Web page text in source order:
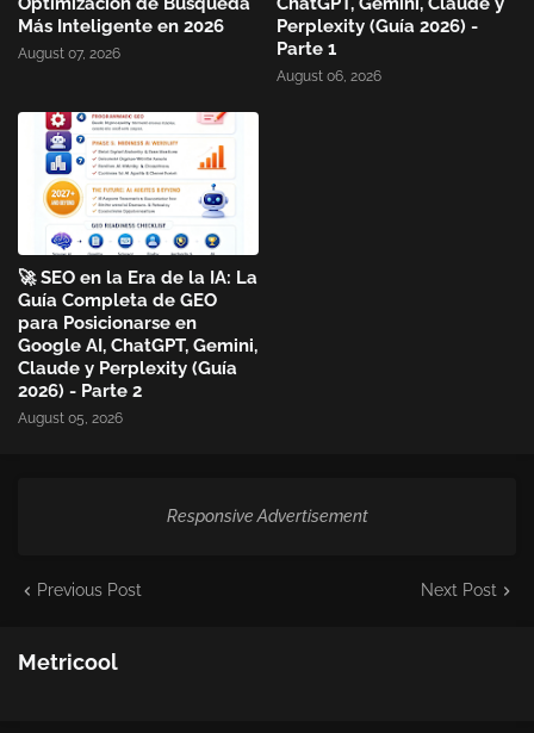
Más Inteligente en 2026
August 07, 2026
Perplexity (Guía 2026) -
Parte 1
August 06, 2026
🚀 SEO en la Era de la IA: La
Guía Completa de GEO
para Posicionarse en
Google AI, ChatGPT, Gemini,
Claude y Perplexity (Guía
2026) - Parte 2
August 05, 2026
Responsive Advertisement
Previous Post Next Post
Metricool